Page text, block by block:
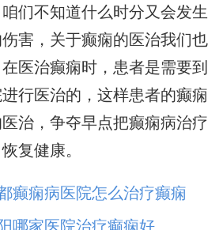
们不知道什么时分又会发生
害，关于癫痫的医治我们也
医治癫痫时，患者是需要到
行医治的，这样患者的癫痫
治，争夺早点把癫痫病治疗
复健康。
癫痫病医院怎么治疗癫痫
哪家医院治疗癫痫好